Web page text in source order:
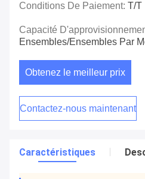
Conditions De Paiement: T/T
Capacité
Ensembles/ensembles Par
Obtenez le meilleur prix
Contactez-nous maintenant
Caractéristiques